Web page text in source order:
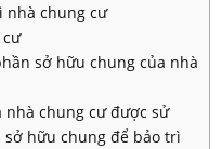
nhà chung cư
sở hữu chung của nhà
nhà chung cư được sử
hữu chung để bảo trì